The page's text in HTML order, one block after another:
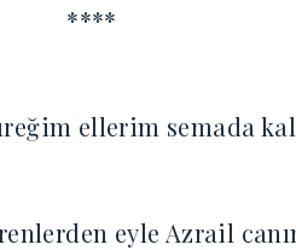
****
ellerim semada
eyle Azrail